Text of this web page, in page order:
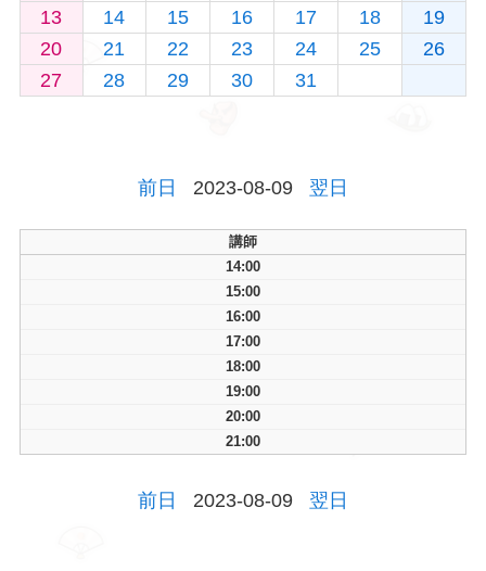
13
14 15 16 17 18
19
20
21 22 23 24 25
26
27
28 29 30 31
前日 2023-08-09 翌日
講師
14:00
15:00
16:00
17:00
18:00
19:00
20:00
21:00
前日 2023-08-09 翌日